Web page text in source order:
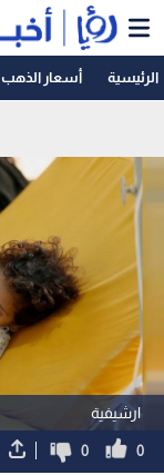
الرئيسية أسعار الذهب
ارشيفية
0
0